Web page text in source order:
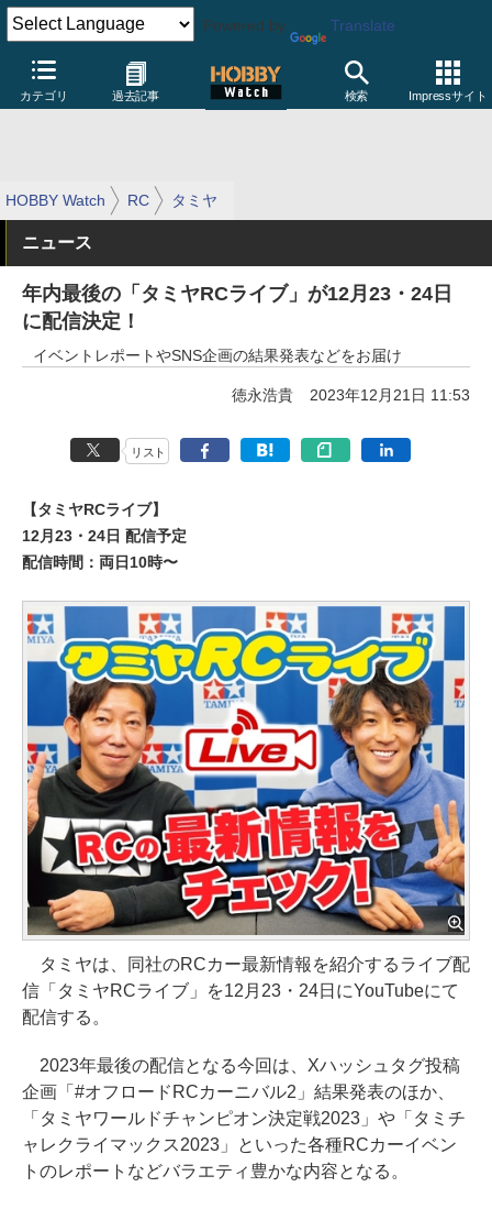
Powered by Translate
カテゴリ 過去記事 検索 Impressサイト
HOBBY Watch RC タミヤ
ニュース
年内最後の「タミヤRCライブ」が12月23・24日
に配信決定！
イベントレポートやSNS企画の結果発表などをお届け
徳永浩貴 2023年12月21日 11:53
リスト
【タミヤRCライブ】
12月23・24日 配信予定
配信時間：両日10時〜
タミヤは、同社のRCカー最新情報を紹介するライブ配
信「タミヤRCライブ」を12月23・24日にYouTubeにて
配信する。
2023年最後の配信となる今回は、Xハッシュタグ投稿
企画「#オフロードRCカーニバル2」結果発表のほか、
「タミヤワールドチャンピオン決定戦2023」や「タミチ
ャレクライマックス2023」といった各種RCカーイベン
トのレポートなどバラエティ豊かな内容となる。